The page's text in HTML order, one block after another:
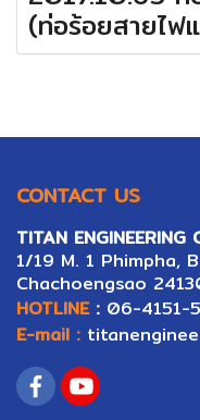
(ท่อร้อยสายไฟ
CONTACT US
TITAN ENGINEERING
1/19 M. 1 Phimpha,
Chachoengsao
HOTLINE: 06-4151-
E-mail :